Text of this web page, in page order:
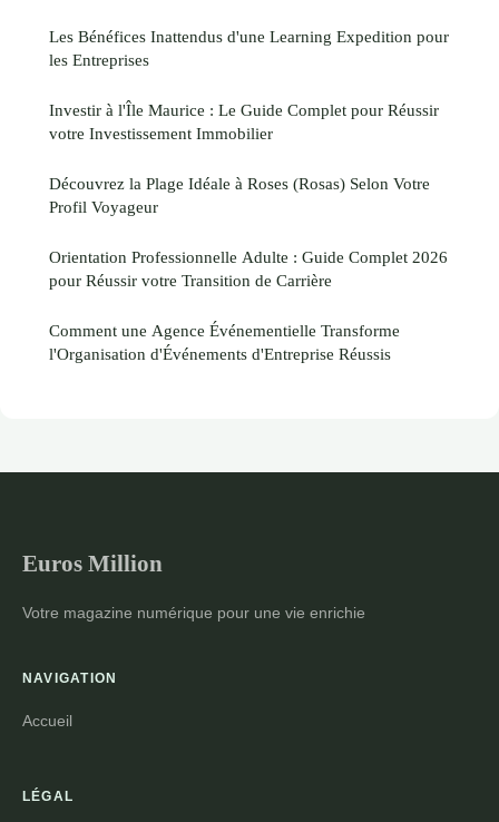
Les Bénéfices Inattendus d'une Learning Expedition pour
les Entreprises
Investir à l'Île Maurice : Le Guide Complet pour Réussir
votre Investissement Immobilier
Découvrez la Plage Idéale à Roses (Rosas) Selon Votre
Profil Voyageur
Orientation Professionnelle Adulte : Guide Complet 2026
pour Réussir votre Transition de Carrière
Comment une Agence Événementielle Transforme
l'Organisation d'Événements d'Entreprise Réussis
Euros Million
Votre magazine numérique pour une vie enrichie
NAVIGATION
Accueil
LÉGAL